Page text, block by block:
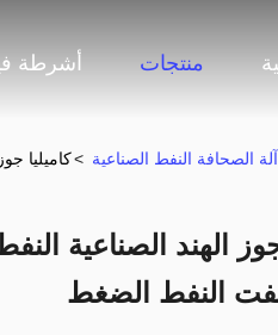
منتجات أشرطة
آلة الصحافة النفط الصناعية >كاميليا جوز الهند
النفط الضغط